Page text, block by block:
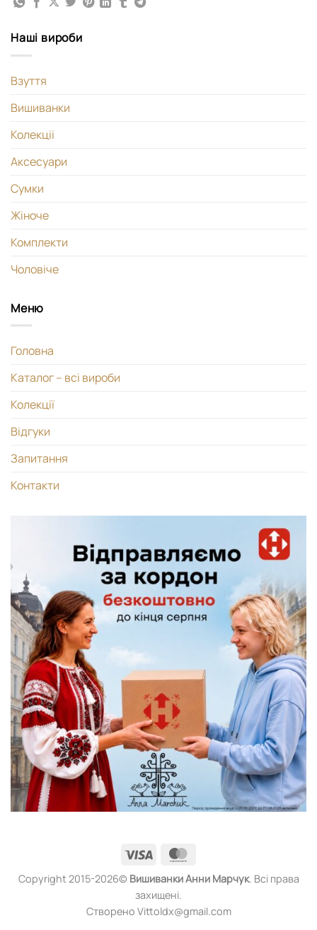
Наші вироби
Взуття
Вишиванки
Колекціі
Аксесуари
Сумки
Жіноче
Комплекти
Чоловіче
Меню
Головна
Каталог – всі вироби
Колекції
Відгуки
Запитання
Контакти
Visa
Copyright 2015-2026© ВишиванкиАнни Марчук. Всі права
захищені.
Створено Vittoldx@gmail.com